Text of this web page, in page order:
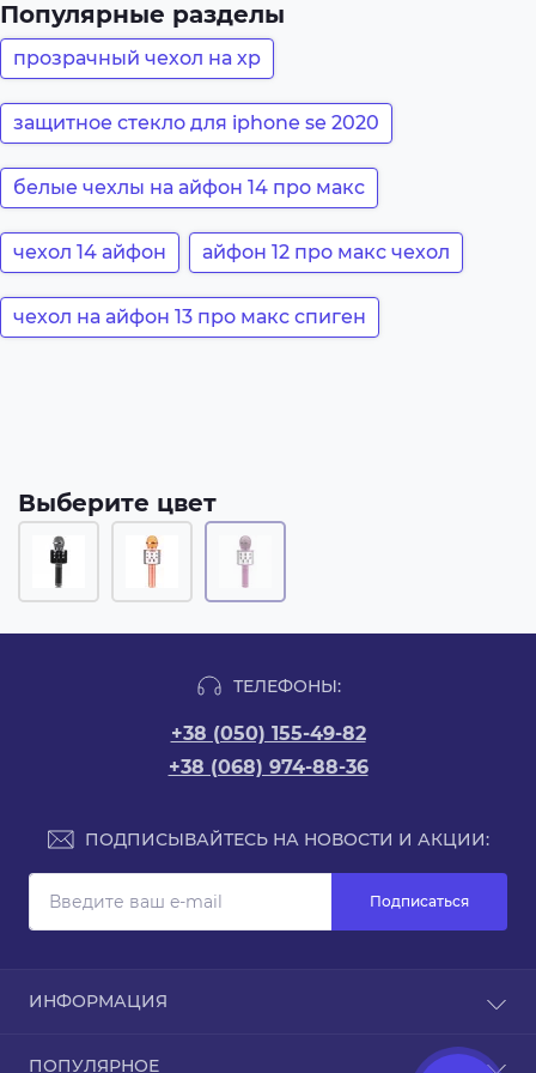
Популярные разделы
прозрачный чехол на хр
защитное стекло для iphone se 2020
белые чехлы на айфон 14 про макс
чехол 14 айфон айфон 12 про макс чехол
чехол на айфон 13 про макс спиген
Выберите цвет
ТЕЛЕФОНЫ:
+38 (050) 155-49-82
+38 (068) 974-88-36
ПОДПИСЫВАЙТЕСЬ НА НОВОСТИ И АКЦИИ:
Подписаться
ИНФОРМАЦИЯ
ПОПУЛЯРНОЕ